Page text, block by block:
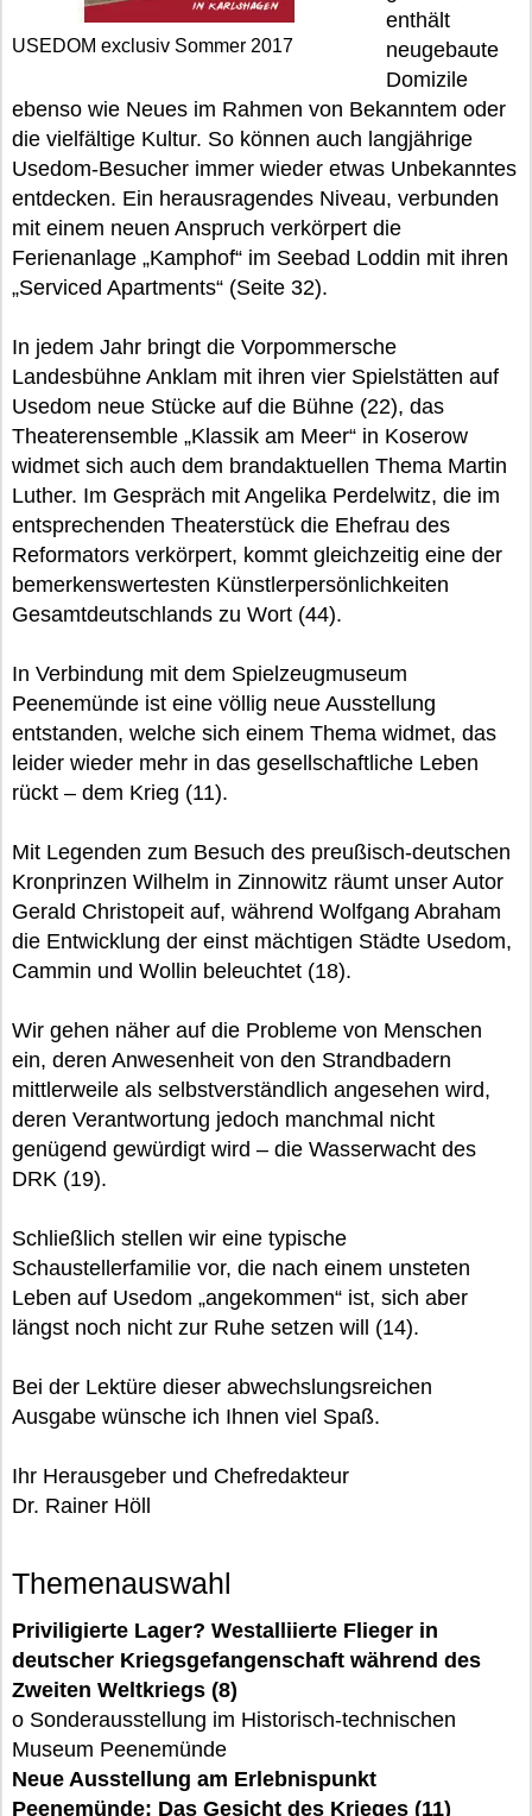
USEDOM exclusiv Sommer 2017
enthält
neugebaute
Domizile
ebenso wie Neues im Rahmen von Bekanntem oder
die vielfältige Kultur. So können auch langjährige
Usedom-Besucher immer wieder etwas Unbekanntes
entdecken. Ein herausragendes Niveau, verbunden
mit einem neuen Anspruch verkörpert die
Ferienanlage „Kamphof“ im Seebad Loddin mit ihren
„Serviced Apartments“ (Seite 32).
In jedem Jahr bringt die Vorpommersche
Landesbühne Anklam mit ihren vier Spielstätten auf
Usedom neue Stücke auf die Bühne (22), das
Theaterensemble „Klassik am Meer“ in Koserow
widmet sich auch dem brandaktuellen Thema Martin
Luther. Im Gespräch mit Angelika Perdelwitz, die im
entsprechenden Theaterstück die Ehefrau des
Reformators verkörpert, kommt gleichzeitig eine der
bemerkenswertesten Künstlerpersönlichkeiten
Gesamtdeutschlands zu Wort (44).
In Verbindung mit dem Spielzeugmuseum
Peenemünde ist eine völlig neue Ausstellung
entstanden, welche sich einem Thema widmet, das
leider wieder mehr in das gesellschaftliche Leben
rückt – dem Krieg (11).
Mit Legenden zum Besuch des preußisch-deutschen
Kronprinzen Wilhelm in Zinnowitz räumt unser Autor
Gerald Christopeit auf, während Wolfgang Abraham
die Entwicklung der einst mächtigen Städte Usedom,
Cammin und Wollin beleuchtet (18).
Wir gehen näher auf die Probleme von Menschen
ein, deren Anwesenheit von den Strandbadern
mittlerweile als selbstverständlich angesehen wird,
deren Verantwortung jedoch manchmal nicht
genügend gewürdigt wird – die Wasserwacht des
DRK (19).
Schließlich stellen wir eine typische
Schaustellerfamilie vor, die nach einem unsteten
Leben auf Usedom „angekommen“ ist, sich aber
längst noch nicht zur Ruhe setzen will (14).
Bei der Lektüre dieser abwechslungsreichen
Ausgabe wünsche ich Ihnen viel Spaß.
Ihr Herausgeber und Chefredakteur
Dr. Rainer Höll
Themenauswahl
Priviligierte Lager? Westalliierte Flieger in
deutscher Kriegsgefangenschaft während des
Zweiten Weltkriegs (8)
o Sonderausstellung im Historisch-technischen
Museum Peenemünde
Neue Ausstellung am Erlebnispunkt
Peenemünde: Das Gesicht des Krieges (11)